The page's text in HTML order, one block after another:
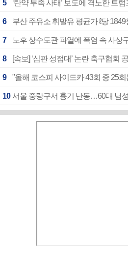
5
6 부산 주유소 휘발유 평균가 ℓ당
7 노후 상수도관 파열에 폭염 속 사상
8
9 "올해 코스피 사이드카 43회 중 25
10 서울 중랑구서 흉기 난동…60대 남